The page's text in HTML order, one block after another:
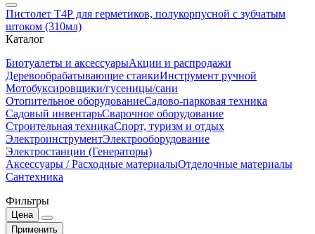
Пистолет Т4Р для герметиков, полукорпусной с зубчатым
штоком (310мл)
Каталог
Биотуалеты и аксессуарыАкции и распродажи
Деревообрабатывающие станкиИнструмент ручной
Мотобуксировщики/гусеницы/сани
Отопительное оборудованиеСадово-парковая техника
Садовый инвентарьСварочное оборудование
Строительная техникаСпорт, туризм и отдых
ЭлектроинструментЭлектрооборудование
Электростанции (Генераторы)
Аксессуары / Расходные материалыОтделочные материалы
Сантехника
Фильтры
Цена
Применить